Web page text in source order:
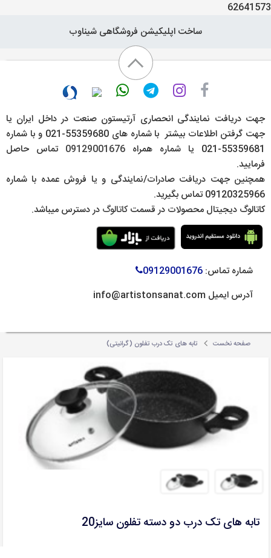
62641573
صفحه نخست تابه های تک درب تفلون (گرانیتی)
تابه های تک درب دو دسته تفلون سایز20
جهت دریافت نمایندگی انحصاری آرتیستون صنعت در داخل ایران یا
جهت گرفتن اطلاعات بیشتر با شماره های 55359680-021 و با شماره
55359681-021 یا شماره همراه
09129001676 تماس حاصل
فرمایید.
همچنین جهت دریافت صادرات/نمایندگی و یا فروش عمده با شماره
09120325966 تماس بگیرید.
کاتالوگ دیجیتال محصولات در قسمتکاتالوگ در دسترس میباشد.
شماره تماس: 09129001676
آدرس ایمیل info@artistonsanat.com
ساخت اپلیکیشن فروشگاهی شیناوب